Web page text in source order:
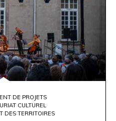
DE PROJETS
CULTUREL
DES TERRITOIRES